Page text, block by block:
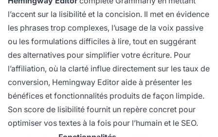
l’accent sur la lisibilité et la concision. Il met en évidence
les phrases trop complexes, l’usage de la voix passive
ou les formulations difficiles à lire, tout en suggérant
des alternatives pour simplifier votre écriture. Pour
l’affiliation, où la clarté influe directement sur les taux de
conversion, Hemingway Editor aide à présenter les
bénéfices et fonctionnalités produits de façon limpide.
Son score de lisibilité fournit un repère concret pour
optimiser vos textes à la fois pour l’humain et le SEO.